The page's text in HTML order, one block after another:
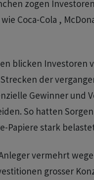
zogen
Coca-Cola ,
blicken Investoren
der
Gewinner und
So hatten
Papiere stark
vermehrt
grosser